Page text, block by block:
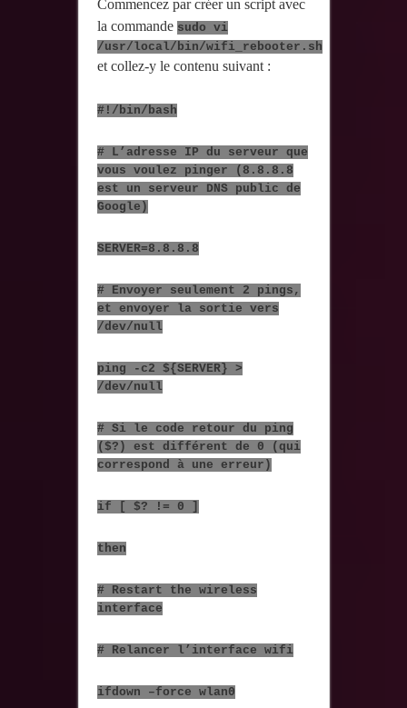
Commencez par créer un script avec
la commande sudo vi
/usr/local/bin/wifi_rebooter.sh
et collez-y le contenu suivant :
#!/bin/bash
# L’adresse IP du serveur que
vous voulez pinger (8.8.8.8
est un serveur DNS public de
Google)
SERVER=8.8.8.8
# Envoyer seulement 2 pings,
et envoyer la sortie vers
/dev/null
ping -c2 ${SERVER} >
/dev/null
# Si le code retour du ping
($?) est différent de 0 (qui
correspond à une erreur)
if [ $? != 0 ]
then
# Restart the wireless
interface
# Relancer l’interface wifi
ifdown –force wlan0